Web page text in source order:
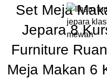
Set Meja
Jepara 8
Furniture
Meja Makan 6